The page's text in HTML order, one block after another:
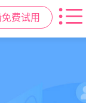
费试用